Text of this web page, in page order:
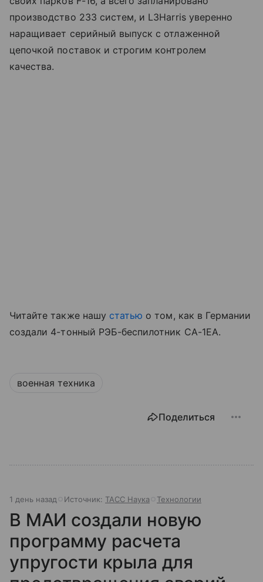
производство 233 систем, и L3Harris уверенно
наращивает серийный выпуск с отлаженной
цепочкой поставок и строгим контролем
качества.
Читайте также нашу статью о том, как в Германии
создали 4-тонный РЭБ-беспилотник CA-1EA.
военная техника
Поделиться
1 день назад Источник: ТАСС Наука Технологии
В МАИ создали новую
программу расчета
упругости крыла для